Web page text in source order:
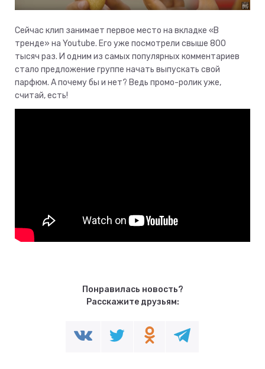
Сейчас клип занимает первое место на вкладке «В
тренде» на Youtube. Его уже посмотрели свыше 800
тысяч раз. И одним из самых популярных комментариев
стало предложение группе начать выпускать свой
парфюм. А почему бы и нет? Ведь промо-ролик уже,
считай, есть!
Понравилась новость?
Расскажите друзьям: